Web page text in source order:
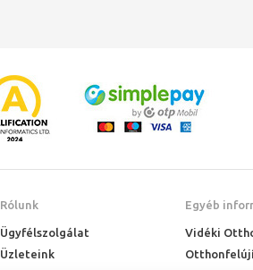
Rólunk
Ügyfélszolgálat
Üzleteink
Egyéb
Vidéki